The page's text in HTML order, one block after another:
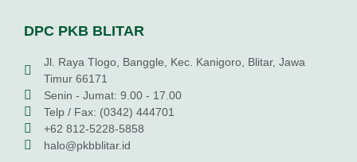
DPC PKB BLITAR
Jl. Raya Tlogo, Banggle, Kec. Kanigoro, Blitar, Jawa
Timur 66171
Senin - Jumat: 9.00 - 17.00
Telp / Fax: (0342) 444701
+62 812-5228-5858
halo@pkbblitar.id